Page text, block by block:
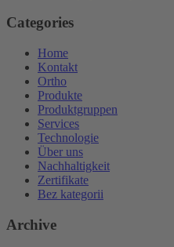
Categories
Home
Kontakt
Ortho
Produkte
Produktgruppen
Services
Technologie
Über uns
Nachhaltigkeit
Zertifikate
Bez kategorii
Archive